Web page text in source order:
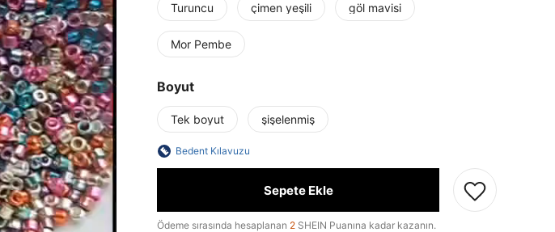
Turuncu çimen yeşili göl mavisi
Mor Pembe
Boyut
Tek boyut şişelenmiş
Bedent Kılavuzu
Sepete Ekle
Ödeme sırasında hesaplanan 2 SHEIN Puanına kadar kazanın.